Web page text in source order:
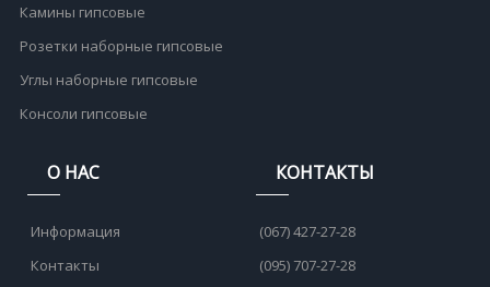
Камины гипсовые
Розетки наборные гипсовые
Углы наборные гипсовые
Консоли гипсовые
О НАС
Информация
Контакты
КОНТАКТЫ
(067) 427-27-28
(095) 707-27-28